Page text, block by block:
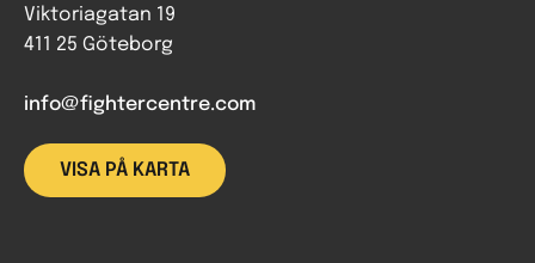
Viktoriagatan 19
411 25 Göteborg
info@fightercentre.com
VISA PÅ KARTA